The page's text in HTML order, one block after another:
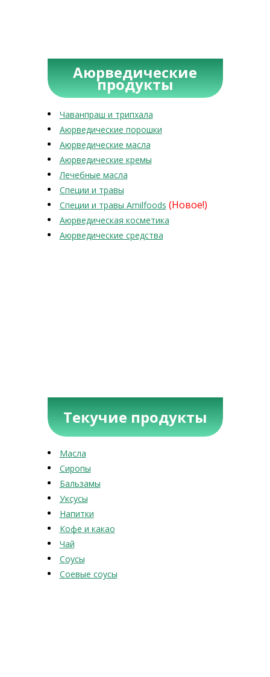
Аюрведические
продукты
Чаванпраш и трипхала
Аюрведические порошки
Аюрведические масла
Аюрведические кремы
Лечебные масла
Специи и травы
Специи и травы Amilfoods (Новое!)
Аюрведическая косметика
Аюрведические средства
Текучие продукты
Масла
Сиропы
Бальзамы
Уксусы
Напитки
Кофе и какао
Чай
Соусы
Соевые соусы